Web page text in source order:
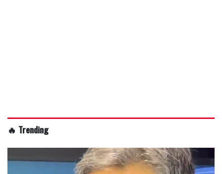
🔥 Trending